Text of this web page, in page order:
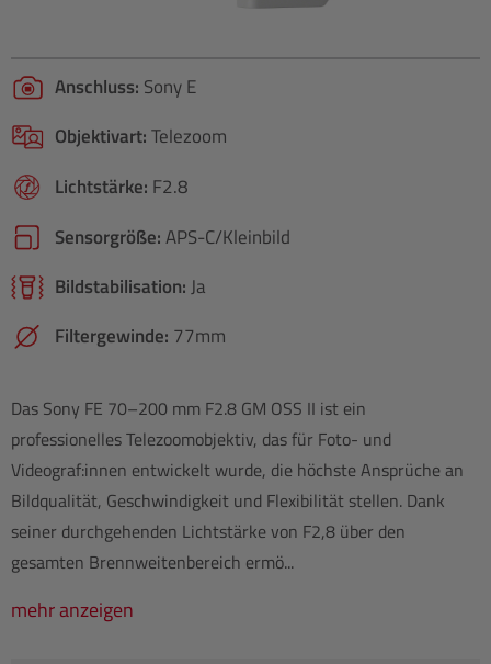
Anschluss: Sony E
Objektivart:Telezoom
Lichtstärke: F2.8
Sensorgröße:APS-C/​Kleinbild
Bildstabilisation:Ja
Filtergewinde: 77mm
Das Sony FE 70–200 mm F2.8 GM OSS II ist ein
professionelles Telezoomobjektiv, das für Foto- und
Videograf:innen entwickelt wurde, die höchste Ansprüche an
Bildqualität, Geschwindigkeit und Flexibilität stellen. Dank
seiner durchgehenden Lichtstärke von F2,8 über den
gesamten Brennweitenbereich ermö...
mehr anzeigen